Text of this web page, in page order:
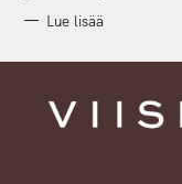
Lue lisää